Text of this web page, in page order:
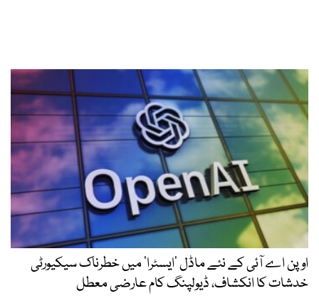
اوپن اے آئی کے نئے ماڈل ’ایسٹرا‘ میں خطرناک سیکیورٹی
خدشات کا انکشاف، ڈیولپنگ کام عارضی معطل